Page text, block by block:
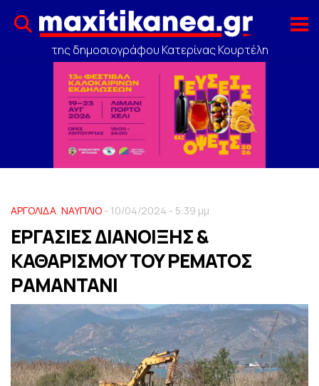
της δημοσιογράφου Κατερίνας Κουρτέλη
ΑΡΓΟΛΙΔΑ, ΝΑΥΠΛΙΟ - 10/04/2024 - 5:39 μμ
ΕΡΓΑΣΙΕΣ ΔΙΑΝΟΙΞΗΣ &
ΚΑΘΑΡΙΣΜΟΥ ΤΟΥ ΡΕΜΑΤΟΣ
ΡΑΜΑΝΤΑΝΙ